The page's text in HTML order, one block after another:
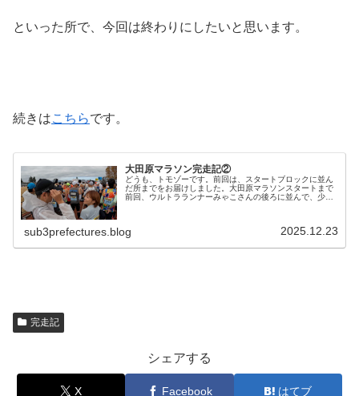
といった所で、今回は終わりにしたいと思います。
続きはこちらです。
大田原マラソン完走記②
どうも、トモゾーです。前回は、スタートブロックに並ん
だ所までをお届けしました。大田原マラソンスタートまで
前回、ウルトラランナーみゃこさんの後ろに並んで、少し
sub3prefectures.blog 2025.12.23
完走記
シェアする
X Facebook はてブ